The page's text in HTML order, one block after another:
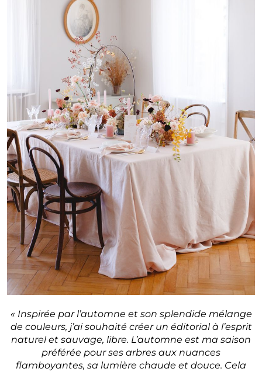
« Inspirée par l’automne et son splendide mélange
de couleurs, j’ai souhaité créer un éditorial à l’esprit
naturel et sauvage, libre. L’automne est ma saison
préférée pour ses arbres aux nuances
flamboyantes, sa lumière chaude et douce. Cela